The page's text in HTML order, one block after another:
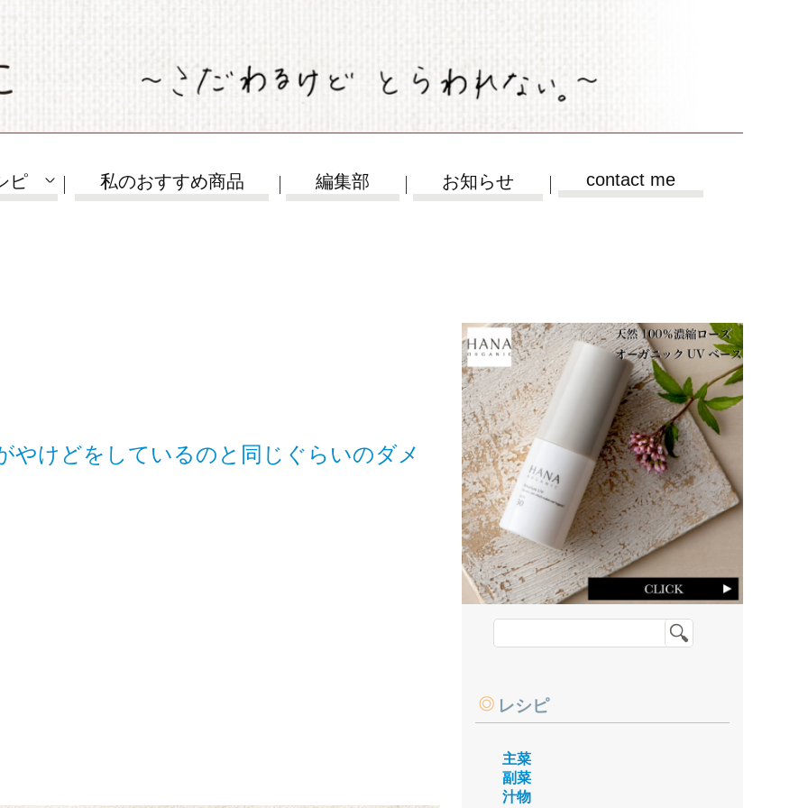
ピ 私のおすすめ商品 編集部 お知らせ contact me
やけどをしているのと同じぐらいのダメ
レシピ
主菜
副菜
汁物